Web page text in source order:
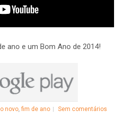
ano e um Bom Ano de 2014!
novo,fim de ano Sem comentários